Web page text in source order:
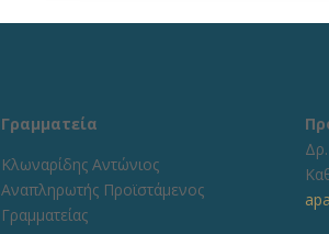
Γραμματεία
Κλωναρίδης Αντώνιος
Αναπληρωτής Προϊστάμενος
Γραμματείας